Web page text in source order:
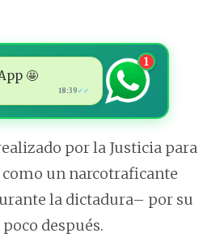
🤩
18:39 ✓✓
1
por la Justicia para
un narcotraficante
la dictadura– por su
después.